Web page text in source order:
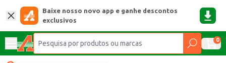
Baixe nosso novo app e ganhe descontos
exclusivos
0